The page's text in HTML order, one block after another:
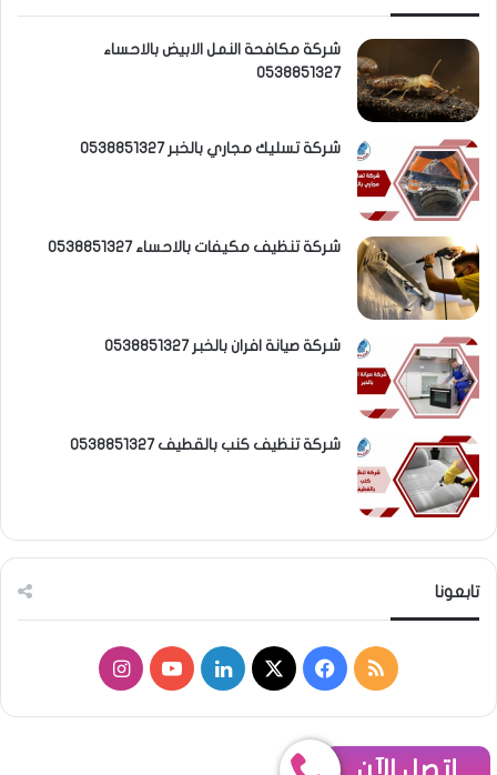
شركة مكافحة النمل الابيض بالاحساء
0538851327
شركة تسليك مجاري بالخبر 0538851327
شركة تنظيف مكيفات بالاحساء 0538851327
شركة صيانة افران بالخبر 0538851327
شركة تنظيف كنب بالقطيف 0538851327
تابعونا
ل
خ
ف
ي
س
X ي Y ن
إتصل الآن